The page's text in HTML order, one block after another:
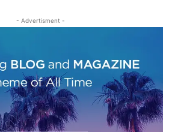
- Advertisment -